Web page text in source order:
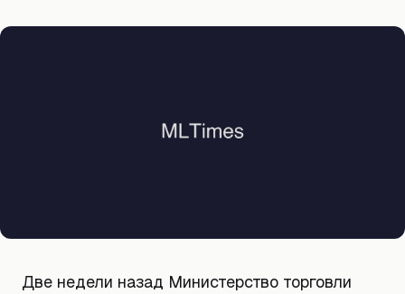
Две недели назад Министерство торговли